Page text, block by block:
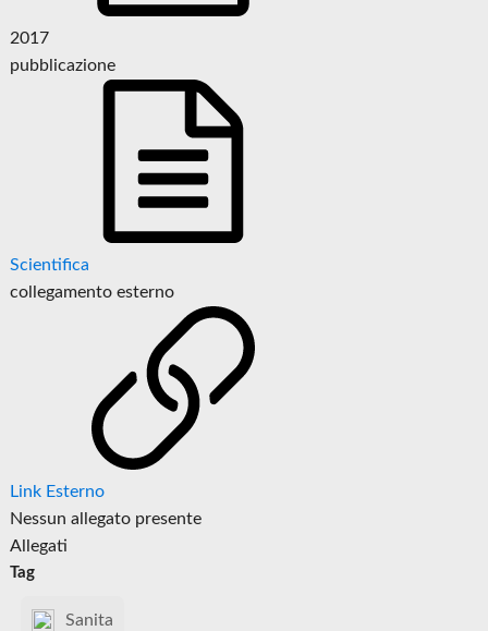
2017
pubblicazione
Scientifica
collegamento esterno
Link Esterno
Nessun allegato presente
Allegati
Tag
Sanita